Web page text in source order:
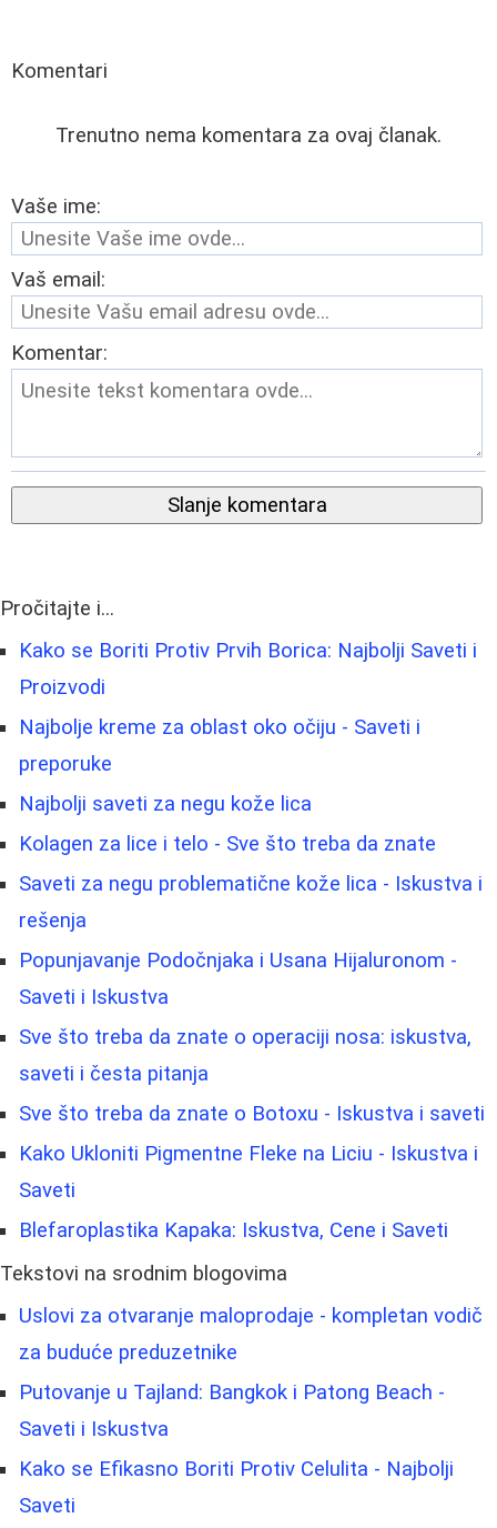
Komentari
Trenutno nema komentara za ovaj članak.
Vaše ime:
Vaš email:
Komentar:
Slanje komentara
Pročitajte i...
Kako se Boriti Protiv Prvih Borica: Najbolji Saveti i
Proizvodi
Najbolje kreme za oblast oko očiju - Saveti i
preporuke
Najbolji saveti za negu kože lica
Kolagen za lice i telo - Sve što treba da znate
Saveti za negu problematične kože lica - Iskustva i
rešenja
Popunjavanje Podočnjaka i Usana Hijaluronom -
Saveti i Iskustva
Sve što treba da znate o operaciji nosa: iskustva,
saveti i česta pitanja
Sve što treba da znate o Botoxu - Iskustva i saveti
Kako Ukloniti Pigmentne Fleke na Liciu - Iskustva i
Saveti
Blefaroplastika Kapaka: Iskustva, Cene i Saveti
Tekstovi na srodnim blogovima
Uslovi za otvaranje maloprodaje - kompletan vodič
za buduće preduzetnike
Putovanje u Tajland: Bangkok i Patong Beach -
Saveti i Iskustva
Kako se Efikasno Boriti Protiv Celulita - Najbolji
Saveti